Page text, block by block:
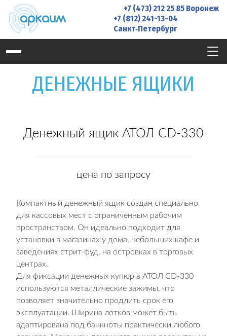
content
+7 (473) 212 25 85 Воронеж
+7 (812) 241-13-04
Санкт‑Петербург
ДЕНЕЖНЫЕ ЯЩИКИ
Денежный ящик АТОЛ CD-330
цена по запросу
Компактный денежный ящик создан специально
для кассовых мест с ограниченным рабочим
пространством. Он идеально подходит для
установки в магазинах у дома, небольших кафе и
заведениях стрит-фуд, на островках в торговых
центрах.
Для фиксации денежных купюр в АТОЛ CD-330
используются металлические зажимы, что
позволяет значительно продлить срок его
эксплуатации. Ширина лотков может быть
адаптирована под банкноты практически любого